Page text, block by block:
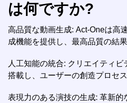
は何ですか?
高品質な動画生成: Act-Oneは高
成機能を提供し、最高品質の結
人工知能の統合: クリエイティ
搭載し、ユーザーの創造プロセ
表現力のある演技の生成: 革新